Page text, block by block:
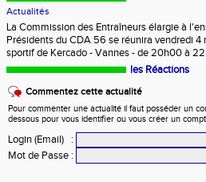
Actualités
La Commission des Entraîneurs élargie à
Présidents du CDA 56 se réunira vendredi
sportif de Kercado - Vannes - de 20h00 à
les Réactions
Commentez cette actualité
Pour commenter une actualité il faut posséder un
dessous pour vous identifier ou vous créer un
Login (Email)
:
Mot de Passe :